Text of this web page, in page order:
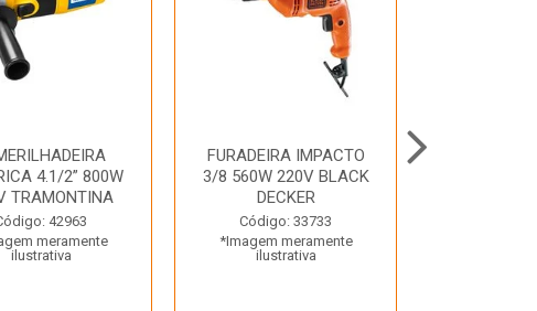
4.1/2” 800W
TRAMONTINA
42963
meramente
ilustrativa
FURADEIRA IMPACTO
3/8 560W 220V BLACK
DECKER
Código: 33733
*Imagem meramente
ilustrativa